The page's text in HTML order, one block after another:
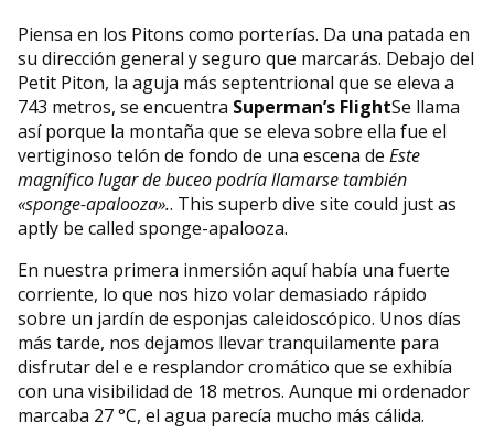
Piensa en los Pitons como porterías. Da una patada en
su dirección general y seguro que marcarás. Debajo del
Petit Piton, la aguja más septentrional que se eleva a
743 metros, se encuentra Superman’s FlightSe llama
así porque la montaña que se eleva sobre ella fue el
vertiginoso telón de fondo de una escena de Este
magnífico lugar de buceo podría llamarse también
«sponge-apalooza».. This superb dive site could just as
aptly be called sponge-apalooza.
En nuestra primera inmersión aquí había una fuerte
corriente, lo que nos hizo volar demasiado rápido
sobre un jardín de esponjas caleidoscópico. Unos días
más tarde, nos dejamos llevar tranquilamente para
disfrutar del e e resplandor cromático que se exhibía
con una visibilidad de 18 metros. Aunque mi ordenador
marcaba 27 °C, el agua parecía mucho más cálida.